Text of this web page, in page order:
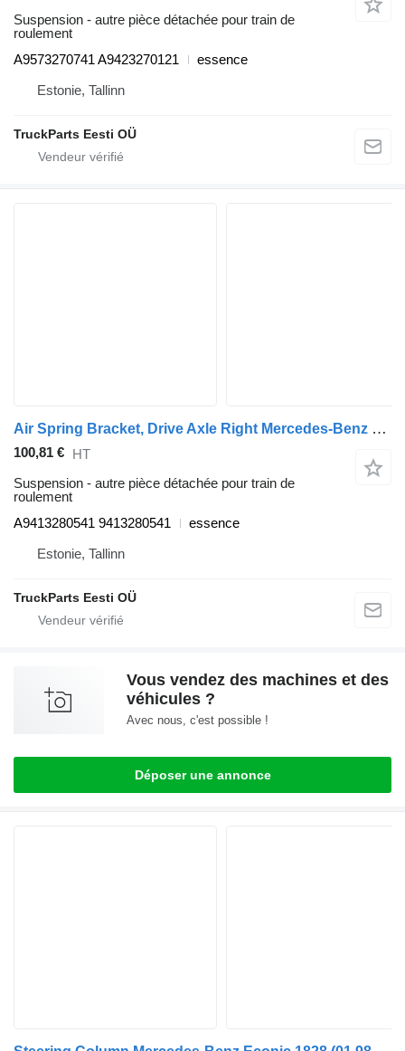
Suspension - autre pièce détachée pour train de
roulement
A9573270741 A9423270121
essence
Estonie, Tallinn
TruckParts Eesti OÜ
Air Spring Bracket, Drive Axle Right Mercedes-Benz Econic 2628 (01.98-) A9413280541 pour camion poubelle Mercedes-Benz Econic (1998-2014)
100,81 € HT
Suspension - autre pièce détachée pour train de
roulement
A9413280541 9413280541
essence
Estonie, Tallinn
TruckParts Eesti OÜ
Vous vendez des machines et des
véhicules ?
Avec nous, c'est possible !
Déposer une annonce